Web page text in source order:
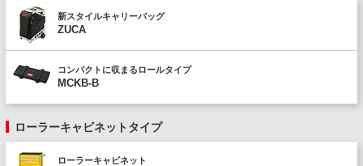
新スタイルキャリーバッグ
ZUCA
コンパクトに収まるロールタイプ
MCKB-B
ローラーキャビネットタイプ
ローラーキャビネット